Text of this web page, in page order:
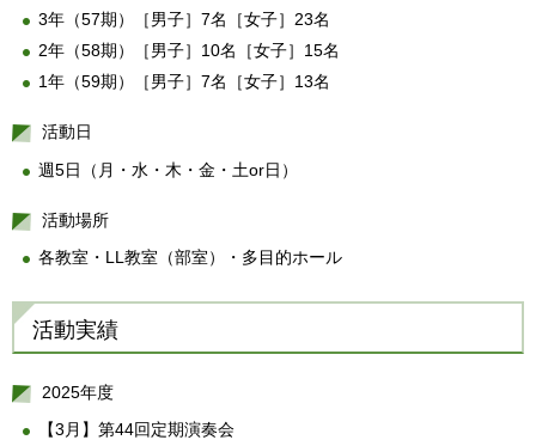
3年（57期）［男子］7名［女子］23名
2年（58期）［男子］10名［女子］15名
1年（59期）［男子］7名［女子］13名
活動日
週5日（月・水・木・金・土or日）
活動場所
各教室・LL教室（部室）・多目的ホール
活動実績
2025年度
【3月】第44回定期演奏会